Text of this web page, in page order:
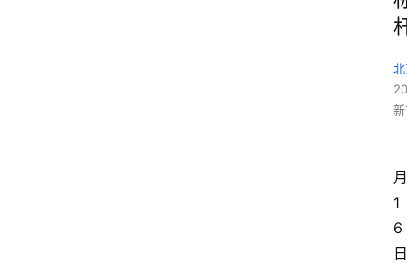
月
1
6
日